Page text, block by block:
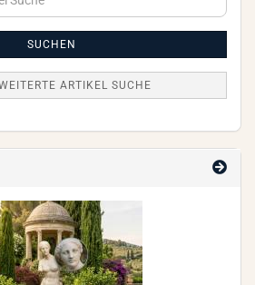
SUCHEN
ARTIKEL SUCHE